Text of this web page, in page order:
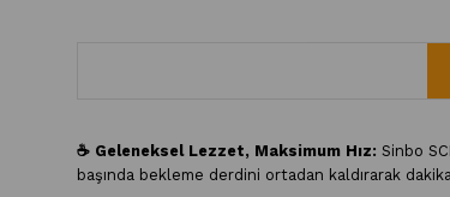
☕ Geleneksel Lezzet, Maksimum Hız: Sinbo
başında bekleme derdini ortadan kaldırarak